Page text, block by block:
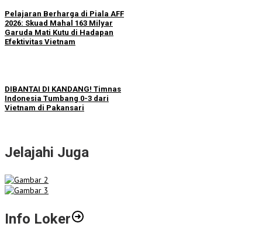
Pelajaran Berharga di Piala AFF
2026: Skuad Mahal 163 Milyar
Garuda Mati Kutu di Hadapan
Efektivitas Vietnam
DIBANTAI DI KANDANG! Timnas
Indonesia Tumbang 0-3 dari
Vietnam di Pakansari
Jelajahi Juga
Info Loker